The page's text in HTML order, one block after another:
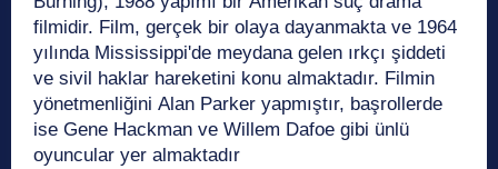
filmidir. Film, gerçek bir olaya dayanmakta ve 1964
yılında Mississippi'de meydana gelen ırkçı şiddeti
ve sivil haklar hareketini konu almaktadır. Filmin
yönetmenliğini Alan Parker yapmıştır, başrollerde
ise Gene Hackman ve Willem Dafoe gibi ünlü
oyuncular yer almaktadır